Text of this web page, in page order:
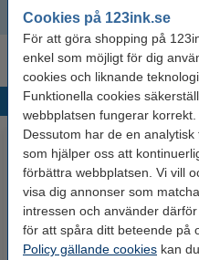
Cookies på 123ink.se
För att göra shopping på
enkel som möjligt för dig
cookies och liknande
Funktionella cookies
webbplatsen fungerar korrekt.
Dessutom har de en analytisk
som hjälper oss att
förbättra webbplatsen. Vi vill
visa dig annonser som
intressen och använder
för att spåra ditt beteende på
Policy gällande cookies kan
90 x 140 mm